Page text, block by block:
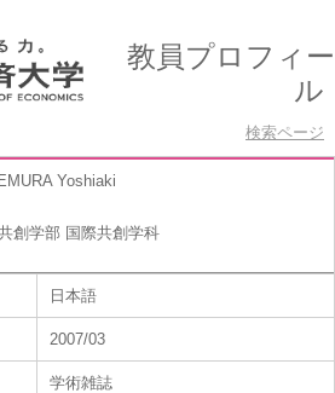
教員プロフィー
ル
検索ページ
Yoshiaki
創学部 国際共創学科
日本語
2007/03
学術雑誌